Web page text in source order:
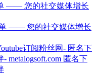
—— 您的社交媒体增长
—— 您的社交媒体增长
订阅粉丝网- 匿名下
匿名下